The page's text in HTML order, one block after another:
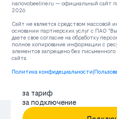
за тариф
за подключение
ivanovobeeline.ru — официальный сайт
2026
Сайт не является средством массовой
основании партнерских услуг с ПАО
даете свое согласие на обработку
полное копирование информации с
элементов запрещено без
сайта.
Политика конфидециальности|